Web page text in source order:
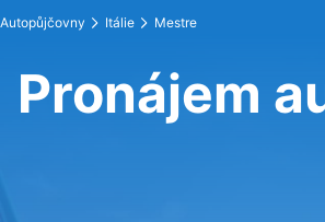
Autopůjčovny Itálie Mestre
Pronájem